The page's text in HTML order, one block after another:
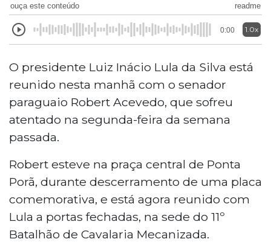
ouça este conteúdo readme
0:00 1.0x
O presidente Luiz Inácio Lula da Silva está
reunido nesta manhã com o senador
paraguaio Robert Acevedo, que sofreu
atentado na segunda-feira da semana
passada.
Robert esteve na praça central de Ponta
Porã, durante descerramento de uma placa
comemorativa, e está agora reunido com
Lula a portas fechadas, na sede do 11º
Batalhão de Cavalaria Mecanizada.